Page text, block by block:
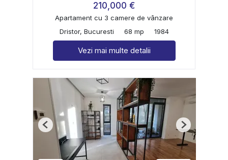
210,000 €
Apartament cu 3 camere de vânzare
Dristor, Bucuresti
68 mp 1984
Vezi mai multe detalii
Previous Next